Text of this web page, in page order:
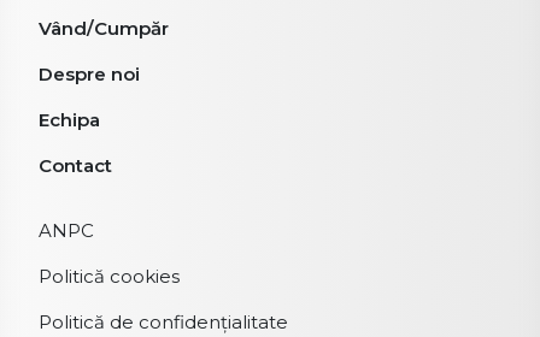
Vând/Cumpăr
Despre noi
Echipa
Contact
ANPC
Politică cookies
Politică de confidențialitate